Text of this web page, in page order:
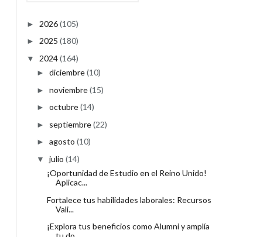
► 2026(105)
► 2025 (180)
▼ 2024(164)
► diciembre(10)
► noviembre(15)
► octubre(14)
► septiembre(22)
► agosto (10)
▼ julio (14)
¡Oportunidad de Estudio en el Reino Unido!
Aplicac...
Fortalece tus habilidades laborales: Recursos
Vali...
¡Explora tus beneficios como Alumni y amplía